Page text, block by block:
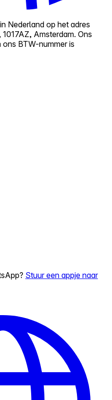
Nederland op het adres
Amsterdam. Ons
BTW-nummer is
Stuur een appje naar